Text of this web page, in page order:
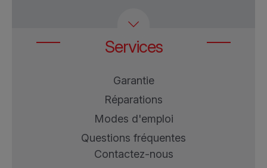
Services
Garantie
Réparations
Modes d'emploi
Questions fréquentes
Contactez-nous